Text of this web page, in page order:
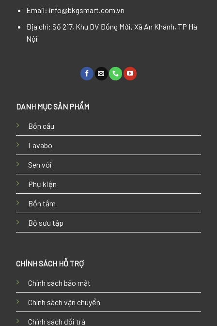
Email: info@bkgsmart.com.vn
Địa chỉ: Số 217, Khu DV Đồng Mới, Xã An Khánh, TP Hà
Nội
DANH MỤC SẢN PHẨM
Bồn cầu
Lavabo
Sen vòi
Phụ kiện
Bồn tắm
Bộ sưu tập
CHÍNH SÁCH HỖ TRỢ
Chính sách bảo mật
Chính sách vận chuyển
Chính sách đổi trả